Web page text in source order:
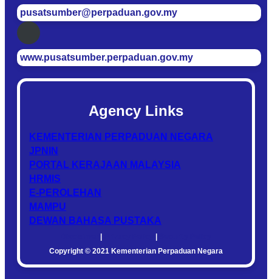
pusatsumber@perpaduan.gov.my
www.pusatsumber.perpaduan.gov.my
Agency Links
KEMENTERIAN PERPADUAN NEGARA
JPNIN
PORTAL KERAJAAN MALAYSIA
HRMIS
E-PEROLEHAN
MAMPU
DEWAN BAHASA PUSTAKA
| |
Copyright © 2021 Kementerian Perpaduan Negara